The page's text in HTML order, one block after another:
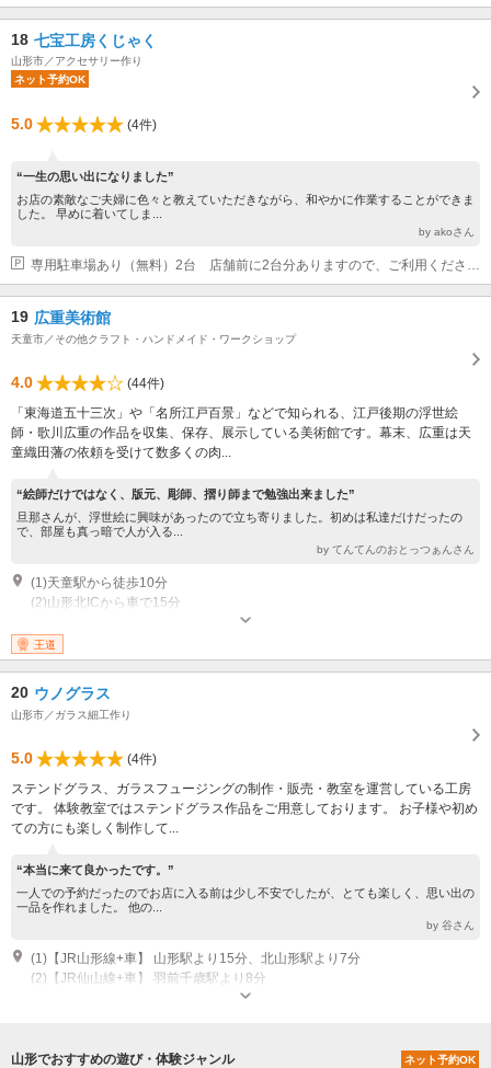
18 七宝工房くじゃく
山形市／アクセサリー作り
ネット予約OK
5.0 (4件)
“一生の思い出になりました”
お店の素敵なご夫婦に色々と教えていただきながら、和やかに作業することができま
した。 早めに着いてしま...
by akoさん
専用駐車場あり（無料）2台 店舗前に2台分ありますので、ご利用ください。
19 広重美術館
天童市／その他クラフト・ハンドメイド・ワークショップ
4.0
(44件)
「東海道五十三次」や「名所江戸百景」などで知られる、江戸後期の浮世絵
師・歌川広重の作品を収集、保存、展示している美術館です。幕末、広重は天
童織田藩の依頼を受けて数多くの肉...
“絵師だけではなく、版元、彫師、摺り師まで勉強出来ました”
旦那さんが、浮世絵に興味があったので立ち寄りました。初めは私達だけだったの
で、部屋も真っ暗で人が入る...
by てんてんのおとっつぁんさん
(1)天童駅から徒歩10分
(2)山形北ICから車で15分
開館：10:00～17:00 休館日：火 ※展示替えのため臨時休館有り
専用駐車場あり（無料）20台
王道
20 ウノグラス
山形市／ガラス細工作り
5.0
(4件)
ステンドグラス、ガラスフュージングの制作・販売・教室を運営している工房
です。 体験教室ではステンドグラス作品をご用意しております。 お子様や初め
ての方にも楽しく制作して...
“本当に来て良かったです。”
一人での予約だったのでお店に入る前は少し不安でしたが、とても楽しく、思い出の
一品を作れました。 他の...
by 谷さん
(1)【JR山形線+車】 山形駅より15分、北山形駅より7分
(2)【JR仙山線+車】 羽前千歳駅より8分
営業時間：10:00-18:00 休業日：日曜日・祝日 (※事前予約にて営業可能)
山形でおすすめの遊び・体験ジャンル ネット予約OK